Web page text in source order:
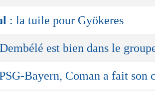
: la tuile pour Gyökeres
est bien dans le
Bayern, Coman a fait son